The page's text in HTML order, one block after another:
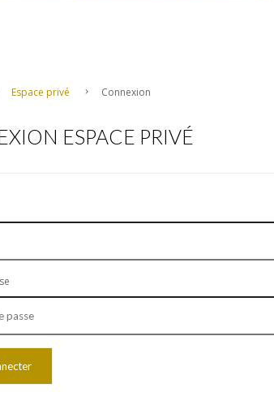
Espace privé Connexion
ESPACE PRIVÉ